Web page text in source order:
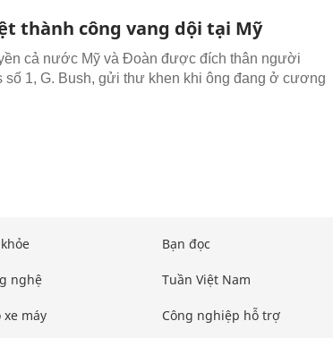
thành công vang dội tại Mỹ
cả nước Mỹ và Đoàn được đích thân người
số 1, G. Bush, gửi thư khen khi ông đang ở cương
nghệ
xe máy
Bạn đọc
Tuần Việt Nam
Công nghiệp hỗ trợ